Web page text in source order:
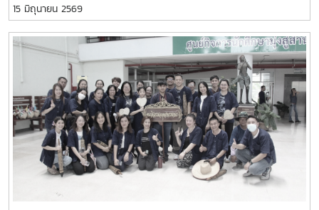
วิทยาศาสตร์การอาหาร หลักสูตรระดับบัณฑิตศึกษา และคณะ
พยาบาลศาสตร์ ร่วมให้การต้อนรับ Professor Ken’ichi Yano
ศาสตราจารย์สาขาวิชาวิศวกรรมเครื่องกล และผู้ช่วยอธิการบดี
ด้านการพัฒนานักวิจัยรุ่นใหม่ จาก Mie University ประเทศ
ญี่ปุ่น ในโอกาสเดินทางมาเยี่ยมชมคณะฯ และหารือแนวทางความ
ร่วมมือทางวิชาการ ณ คณะวิศวกรรมและอุตสาหกรรมเกษตร
มหาวิทยาลัยแม่โจ้ในการนี้ ได้มีการนำเสนอวีดิทัศน์แนะนำ
มหาวิทยาลัยและคณะฯ พร้อมแลกเปลี่ยนแนวทางการสร้างความ
ร่วมมือด้านวิชาการ การวิจัย และการแลกเปลี่ยนนักศึกษาในระดับ
ปริญญาตรีและบัณฑิตศึกษา ระหว่างสองสถาบันProfessor
Ken’ichi Yano ได้นำเสนอผลงานวิจัยในหัวข้อ “Medical,
15 มิถุนายน 2569